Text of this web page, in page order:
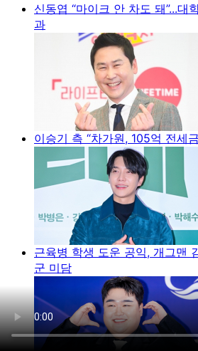
신동엽 “마이크 안 차도 돼”...대
과
이승기 측 “차가원, 105억 전세
근육병 학생 도운 공익, 개그맨
군 미담